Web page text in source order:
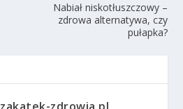
Nabiał niskotłuszczowy –
zdrowa alternatywa, czy
pułapka?